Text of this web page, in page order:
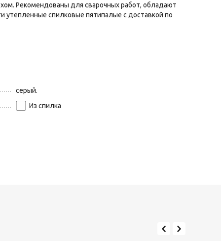
Рекомендованы для сварочных работ, обладают
утепленные спилковые пятипалые с доставкой по
серый.
Из спилка